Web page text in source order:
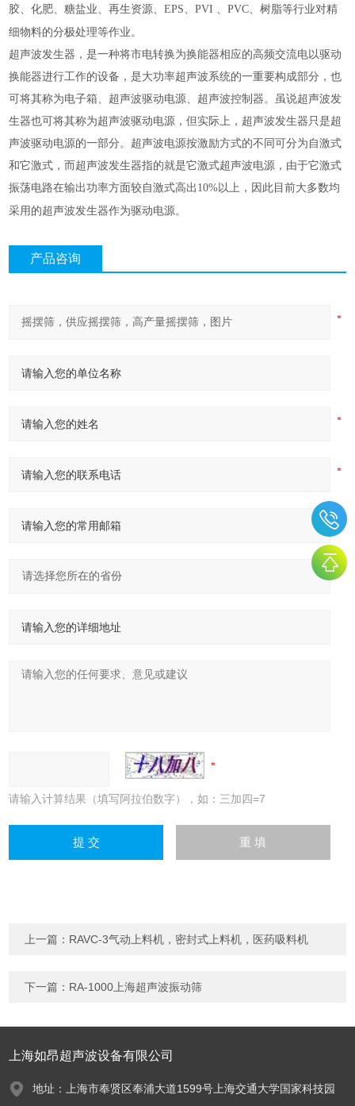
胶、化肥、糖盐业、再生资源、EPS 、PVI 、PVC 、树脂等行业对精
细物料的分极处理等作业。
超声波发生器，是一种将市电转换为换能器相应的高频交流电以驱动
换能器进行工作的设备，是大功率超声波系统的一重要构成部分，也
可将其称为电子箱、超声波驱动电源、超声波控制器。虽说超声波发
生器也可将其称为超声波驱动电源，但实际上，超声波发生器只是超
声波驱动电源的一部分。超声波电源按激励方式的不同可分为自激式
和它激式，而超声波发生器指的就是它激式超声波电源，由于它激式
振荡电路在输出功率方面较自激式高出 10%以上，因此目前大多数均
采用的超声波发生器作为驱动电源。
产品咨询
请输入计算结果（填写阿拉伯数字），如：三加四=7
上一篇： RAVC-3气动上料机，密封式上料机，医药吸料机
下一篇： RA-1000上海超声波振动筛
上海如昂超声波设备有限公司
地址：上海市奉贤区奉浦大道1599号上海交通大学国家科技园